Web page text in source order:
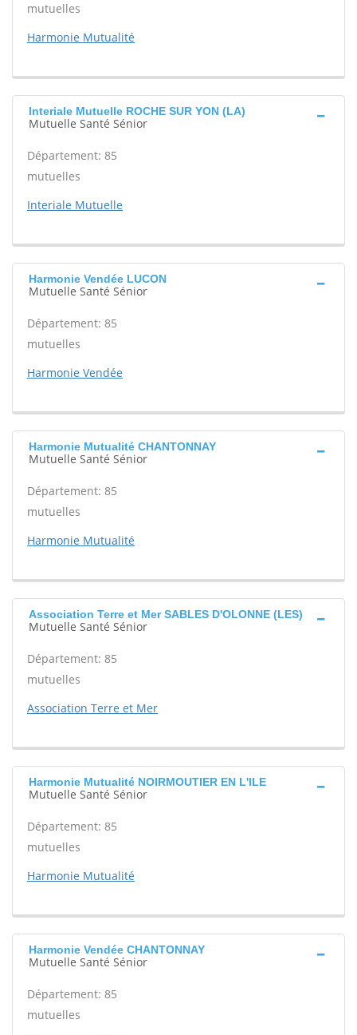
mutuelles
Harmonie Mutualité
Interiale Mutuelle ROCHE SUR YON (LA)
Mutuelle Santé Sénior
Département: 85
mutuelles
Interiale Mutuelle
Harmonie Vendée LUCON
Mutuelle Santé Sénior
Département: 85
mutuelles
Harmonie Vendée
Harmonie Mutualité CHANTONNAY
Mutuelle Santé Sénior
Département: 85
mutuelles
Harmonie Mutualité
Association Terre et Mer SABLES D'OLONNE (LES)
Mutuelle Santé Sénior
Département: 85
mutuelles
Association Terre et Mer
Harmonie Mutualité NOIRMOUTIER EN L'ILE
Mutuelle Santé Sénior
Département: 85
mutuelles
Harmonie Mutualité
Harmonie Vendée CHANTONNAY
Mutuelle Santé Sénior
Département: 85
mutuelles